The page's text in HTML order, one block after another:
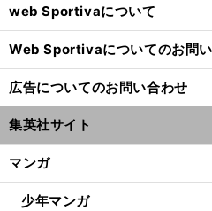
web Sportivaについて
Web Sportivaについてのお問
広告についてのお問い合わせ
集英社サイト
マンガ
少年マンガ